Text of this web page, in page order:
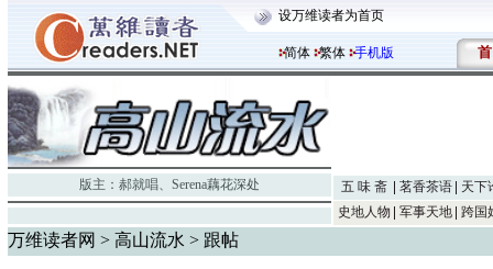
设万维读者为首页
简体 繁体 手机版 首
版主： 郝就唱、 Serena藕花深处 五 味 斋 茗香茶语
天下
史地人物
军事天地 跨国
万维读者网 > 高山流水 > 跟帖